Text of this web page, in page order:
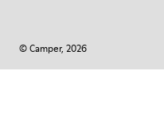
© Camper, 2026